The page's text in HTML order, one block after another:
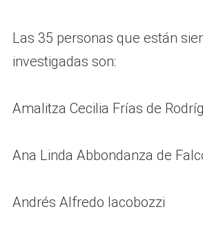
Las 35 personas que están
investigadas son:
Amalitza Cecilia Frías de
Ana Linda Abbondanza de
Andrés Alfredo Iacobozzi